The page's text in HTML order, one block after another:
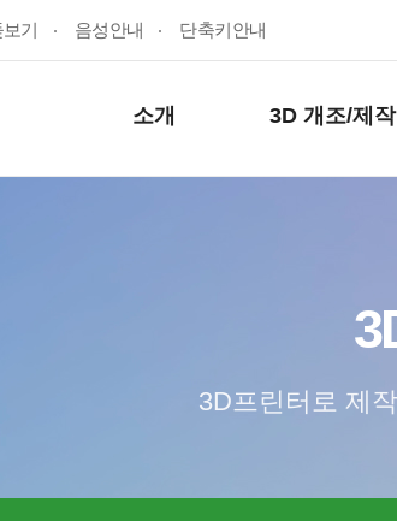
보기 음성안내 단축키안내
소개 3D 개조/제작
3D프린터로 제